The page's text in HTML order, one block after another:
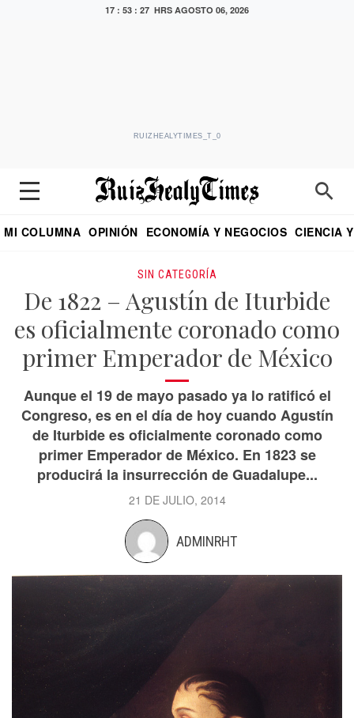
17 : 53 : 28 HRS AGOSTO 06, 2026
RUIZHEALYTIMES_T_0
MI COLUMNA OPINIÓN ECONOMÍA Y NEGOCIOS CIENCIA
SIN CATEGORÍA
De 1822 – Agustín de Iturbide
es oficialmente coronado como
primer Emperador de México
Aunque el 19 de mayo pasado ya lo ratificó el
Congreso, es en el día de hoy cuando Agustín
de Iturbide es oficialmente coronado como
primer Emperador de México. En 1823 se
producirá la insurrección de Guadalupe...
21 DE JULIO, 2014
ADMINRHT